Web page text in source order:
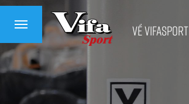
Về VifaSport